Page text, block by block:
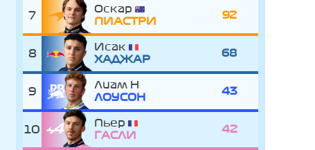
7
Оскар
ПИАСТРИ
92
8
Исак
ХАДЖАР
68
9
Лиам
ЛОУСОН
43
10
Пьер
ГАСЛИ
42